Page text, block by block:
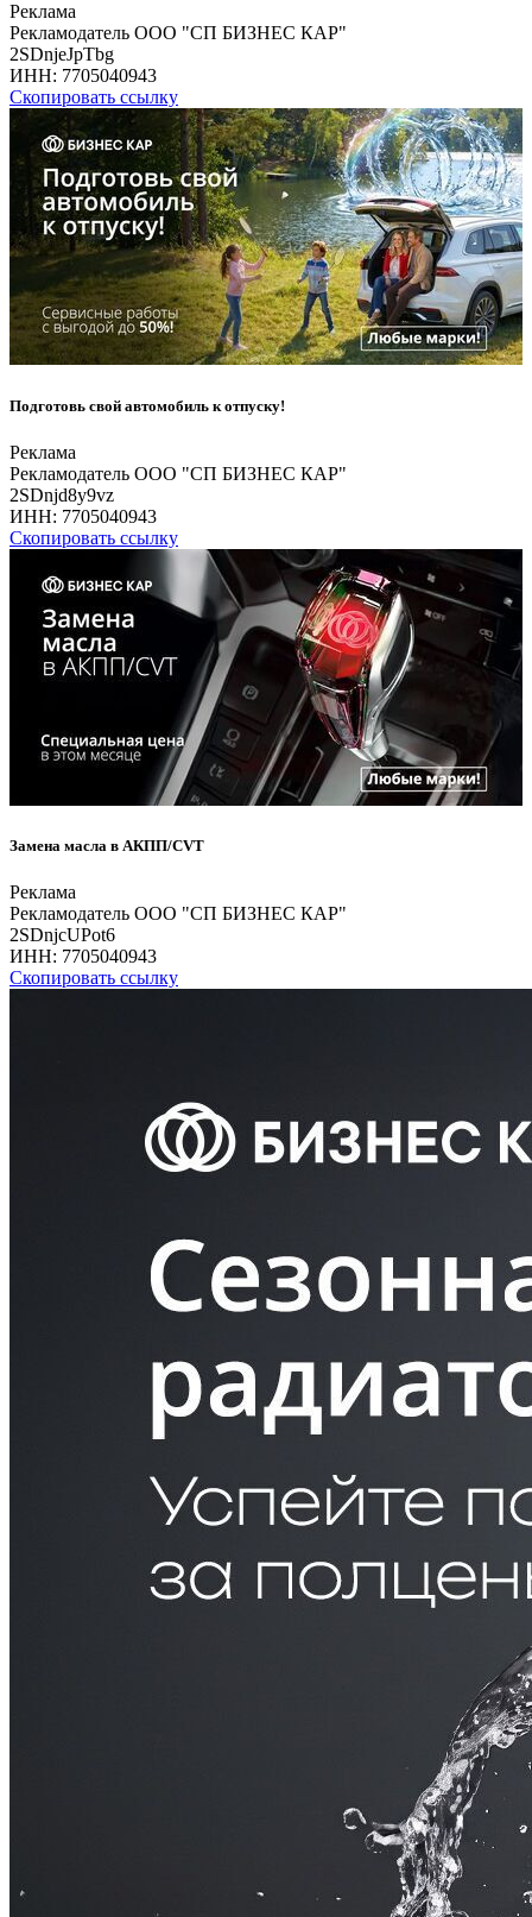
Реклама
Рекламодатель ООО "СП БИЗНЕС КАР"
2SDnjeJpTbg
ИНН: 7705040943
Скопировать ссылку
Подготовь свой автомобиль к отпуску!
Реклама
Рекламодатель ООО "СП БИЗНЕС КАР"
2SDnjd8y9vz
ИНН: 7705040943
Скопировать ссылку
Замена масла в АКПП/CVT
Реклама
Рекламодатель ООО "СП БИЗНЕС КАР"
2SDnjcUPot6
ИНН: 7705040943
Скопировать ссылку